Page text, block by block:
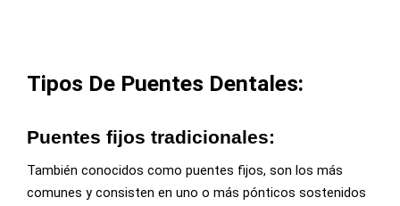
Tipos De Puentes Dentales:
Puentes fijos tradicionales:
También conocidos como puentes fijos, son los más
comunes y consisten en uno o más pónticos sostenidos